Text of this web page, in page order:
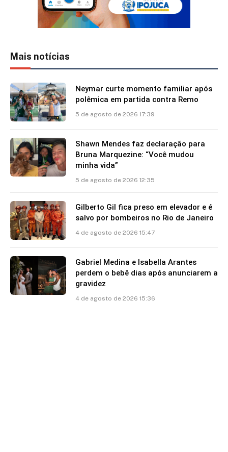
Mais notícias
Neymar curte momento familiar após
polêmica em partida contra Remo
5 de agosto de 2026 17:39
Shawn Mendes faz declaração para
Bruna Marquezine: “Você mudou
minha vida”
5 de agosto de 2026 12:35
Gilberto Gil fica preso em elevador e é
salvo por bombeiros no Rio de Janeiro
4 de agosto de 2026 15:47
Gabriel Medina e Isabella Arantes
perdem o bebê dias após anunciarem a
gravidez
4 de agosto de 2026 15:36